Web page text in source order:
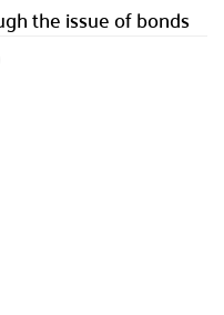
the issue of bonds